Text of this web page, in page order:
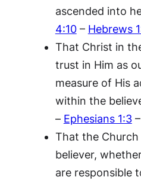
ascended into
4:10– Hebrews
That Christ in
trust in Him as
measure of His
within the
– Ephesians 1:3–
That the
believer,
are responsible